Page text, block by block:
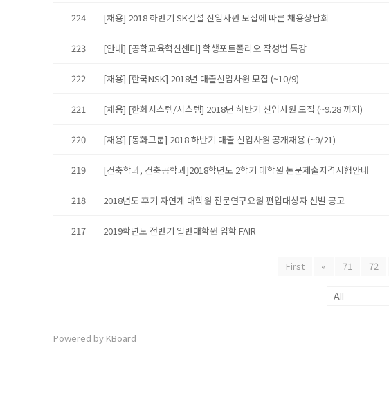
224 [채용] 2018 하반기 SK건설 신입사원 모집에 따른 채용상담회
223 [안내] [공학교육혁신센터] 학생포트폴리오 작성법 특강
222 [채용] [한국NSK] 2018년 대졸신입사원 모집 (~10/9)
221 [채용] [한화시스템/시스템] 2018년 하반기 신입사원 모집 (~9.28 까지)
220 [채용] [동화그룹] 2018 하반기 대졸 신입사원 공개채용 (~9/21)
219 [건축학과, 건축공학과]2018학년도 2학기 대학원 논문제출자격시험안내
218 2018년도 후기 자연계 대학원 전문연구요원 편입대상자 선발 공고
217 2019학년도 전반기 일반대학원 입학 FAIR
First « 71 72
Powered by KBoard